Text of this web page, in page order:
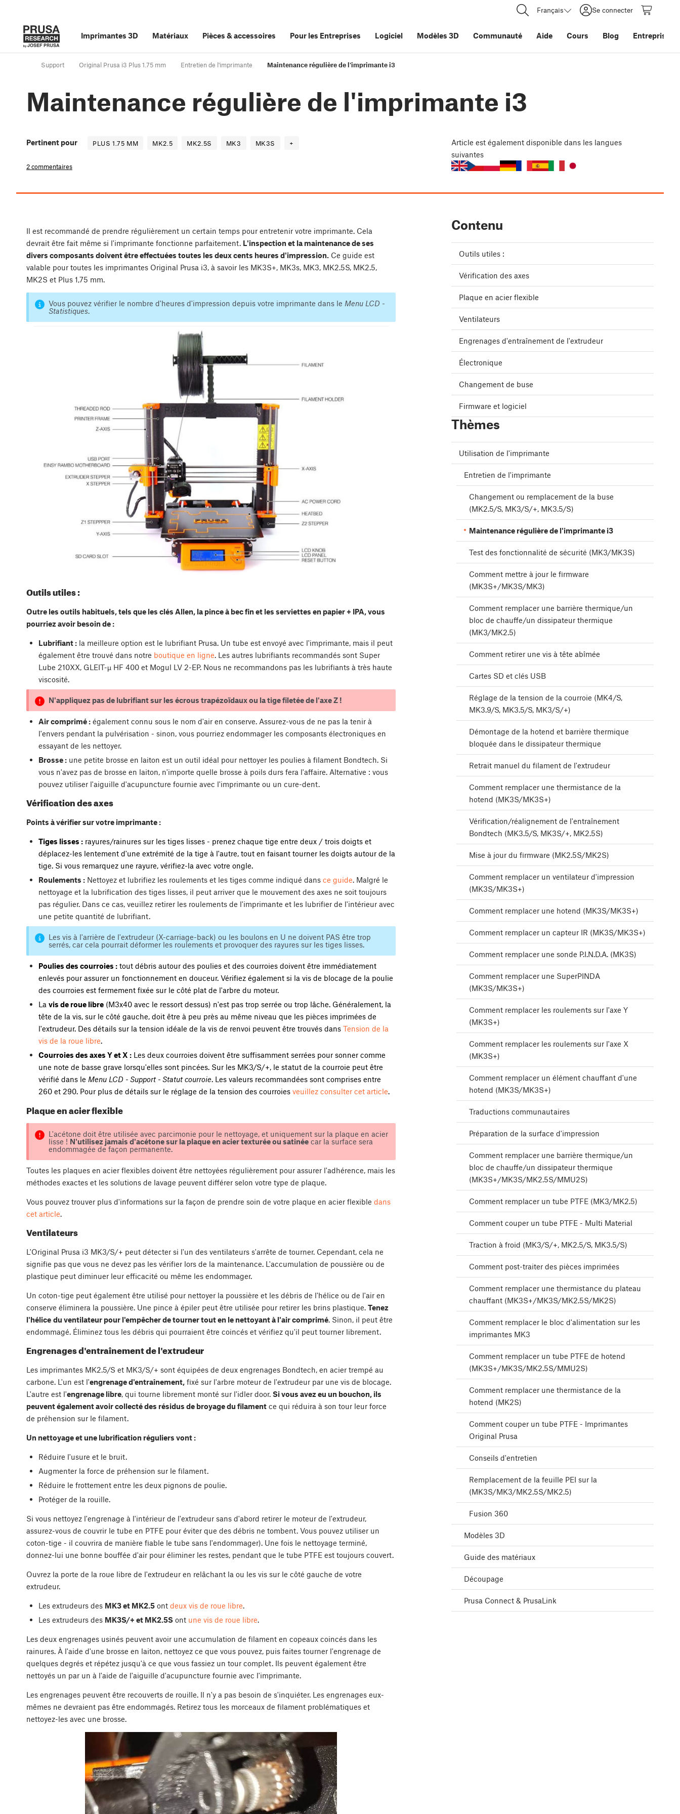
Français Se connecter
Imprimantes 3D Matériaux Pièces &accessoires Pour les Entreprises Logiciel Modèles 3D Communauté Aide Cours Blog Entreprise
Support Original Prusa i3 Plus 1.75 mm Entretien de l'imprimante Maintenance régulière de l'imprimante i3
Maintenance régulière de l'imprimante i3
Pertinent pour PLUS 1.75 MM MK2.5 MK2.5S MK3 MK3S +
2 commentaires
Article est également disponible dans les langues
suivantes
Il est recommandé de prendre régulièrement un certain temps pour entretenir votre imprimante. Cela
devrait être fait même si l'imprimante fonctionne parfaitement. L'inspection et la maintenance de ses
divers composants doivent être effectuées toutes les deux cents heures d'impression. Ce guide est
valable pour toutes les imprimantes Original Prusa i3, à savoir les MK3S+, MK3s, MK3, MK2.5S, MK2.5,
MK2S et Plus 1,75 mm.
Vous pouvez vérifier le nombre d'heures d'impression depuis votre imprimante dans le Menu LCD -
Statistiques.
Outils utiles :
Outre les outils habituels, tels que les clés Allen, la pince à bec fin et les serviettes en papier + IPA, vous
pourriez avoir besoin de :
Lubrifiant :la meilleure option est le lubrifiant Prusa. Un tube est envoyé avec l'imprimante, mais il peut
également être trouvé dans notre boutique en ligne. Les autres lubrifiants recommandés sont Super
Lube 210XX, GLEIT-µ HF 400 et Mogul LV 2-EP. Nous ne recommandons pas les lubrifiants à très haute
viscosité.
N'appliquez pas de lubrifiant sur les écrous trapézoïdaux ou la tige filetée de l'axe Z !
Air comprimé :également connu sous le nom d'air en conserve. Assurez-vous de ne pas la tenir à
l'envers pendant la pulvérisation - sinon, vous pourriez endommager les composants électroniques en
essayant de les nettoyer.
Brosse :une petite brosse en laiton est un outil idéal pour nettoyer les poulies à filament Bondtech. Si
vous n'avez pas de brosse en laiton, n'importe quelle brosse à poils durs fera l'affaire. Alternative : vous
pouvez utiliser l'aiguille d'acupuncture fournie avec l'imprimante ou un cure-dent.
Vérification des axes
Points à vérifier sur votre imprimante :
Tiges lisses :rayures/rainures sur les tiges lisses - prenez chaque tige entre deux / trois doigts et
déplacez-les lentement d'une extrémité de la tige à l'autre, tout en faisant tourner les doigts autour de la
tige. Si vous remarquez une rayure, vérifiez-la avec votre ongle.
Roulements :Nettoyez et lubrifiez les roulements et les tiges comme indiqué dans ce guide. Malgré le
nettoyage et la lubrification des tiges lisses, il peut arriver que le mouvement des axes ne soit toujours
pas régulier. Dans ce cas, veuillez retirer les roulements de l'imprimante et les lubrifier de l'intérieur avec
une petite quantité de lubrifiant.
Les vis à l'arrière de l'extrudeur (X-carriage-back) ou les boulons en U ne doivent PAS être trop
serrés, car cela pourrait déformer les roulements et provoquer des rayures sur les tiges lisses.
Poulies des courroies :tout débris autour des poulies et des courroies doivent être immédiatement
enlevés pour assurer un fonctionnement en douceur. Vérifiez également si la vis de blocage de la poulie
des courroies est fermement fixée sur le côté plat de l'arbre du moteur.
La vis de roue libre(M3x40 avec le ressort dessus) n'est pas trop serrée ou trop lâche. Généralement, la
tête de la vis, sur le côté gauche, doit être à peu près au même niveau que les pièces imprimées de
l'extrudeur. Des détails sur la tension idéale de la vis de renvoi peuvent être trouvés dans Tension de la
vis de la roue libre.
Courroies des axes Y et X :Les deux courroies doivent être suffisamment serrées pour sonner comme
une note de basse grave lorsqu'elles sont pincées. Sur les MK3/S/+, le statut de la courroie peut être
vérifié dans le Menu LCD - Support - Statut courroie. Les valeurs recommandées sont comprises entre
260 et 290. Pour plus de détails sur le réglage de la tension des courroies veuillez consulter cet article.
Plaque en acier flexible
L'acétone doit être utilisée avec parcimonie pour le nettoyage, et uniquement sur la plaque en acier
lisse ! N'utilisez jamais d'acétone sur la plaque en acier texturée ou satinéecar la surface sera
endommagée de façon permanente.
Toutes les plaques en acier flexibles doivent être nettoyées régulièrement pour assurer l'adhérence, mais les
méthodes exactes et les solutions de lavage peuvent différer selon votre type de plaque.
Vous pouvez trouver plus d'informations sur la façon de prendre soin de votre plaque en acier flexible dans
cet article.
Ventilateurs
L'Original Prusa i3 MK3/S/+ peut détecter si l'un des ventilateurs s'arrête de tourner. Cependant, cela ne
signifie pas que vous ne devez pas les vérifier lors de la maintenance. L'accumulation de poussière ou de
plastique peut diminuer leur efficacité ou même les endommager.
Un coton-tige peut également être utilisé pour nettoyer la poussière et les débris de l'hélice ou de l'air en
conserve éliminera la poussière. Une pince à épiler peut être utilisée pour retirer les brins plastique. Tenez
l'hélice du ventilateur pour l'empêcher de tourner tout en le nettoyant à l'air comprimé. Sinon, il peut être
endommagé. Éliminez tous les débris qui pourraient être coincés et vérifiez qu'il peut tourner librement.
Engrenages d'entraînement de l'extrudeur
Les imprimantes MK2.5/S et MK3/S/+ sont équipées de deux engrenages Bondtech, en acier trempé au
carbone. L'un est l'engrenage d'entraînement, fixé sur l'arbre moteur de l'extrudeur par une vis de blocage.
L'autre est l'engrenage libre , qui tourne librement monté sur l'idler door. Si vous avez eu un bouchon, ils
peuvent également avoir collecté des résidus de broyage du filament ce qui réduira à son tour leur force
de préhension sur le filament.
Un nettoyage et une lubrification réguliers vont :
Réduire l'usure et le bruit.
Augmenter la force de préhension sur le filament.
Réduire le frottement entre les deux pignons de poulie.
Protéger de la rouille.
Si vous nettoyez l'engrenage à l'intérieur de l'extrudeur sans d'abord retirer le moteur de l'extrudeur,
assurez-vous de couvrir le tube en PTFE pour éviter que des débris ne tombent. Vous pouvez utiliser un
coton-tige - il couvrira de manière fiable le tube sans l'endommager). Une fois le nettoyage terminé,
donnez-lui une bonne bouffée d'air pour éliminer les restes, pendant que le tube PTFE est toujours couvert.
Ouvrez la porte de la roue libre de l'extrudeur en relâchant la ou les vis sur le côté gauche de votre
extrudeur.
Les extrudeurs des MK3 et MK2.5ont deux vis de roue libre.
Les extrudeurs des MK3S/+ et MK2.5Sont une vis de roue libre.
Les deux engrenages usinés peuvent avoir une accumulation de filament en copeaux coincés dans les
rainures. À l'aide d'une brosse en laiton, nettoyez ce que vous pouvez, puis faites tourner l'engrenage de
quelques degrés et répétez jusqu'à ce que vous fassiez un tour complet. Ils peuvent également être
nettoyés un par un à l'aide de l'aiguille d'acupuncture fournie avec l'imprimante.
Les engrenages peuvent être recouverts de rouille. Il n'y a pas besoin de s'inquiéter. Les engrenages eux-
mêmes ne devraient pas être endommagés. Retirez tous les morceaux de filament problématiques et
nettoyez-les avec une brosse.
Contenu
Outils utiles :
Vérification des axes
Plaque en acier flexible
Ventilateurs
Engrenages d'entraînement de l'extrudeur
Électronique
Changement de buse
Firmware et logiciel
Thèmes
Utilisation de l'imprimante
Entretien de l'imprimante
Changement ou remplacement de la buse
(MK2.5/S, MK3/S/+, MK3.5/S)
Maintenance régulière de l'imprimante i3
Test des fonctionnalité de sécurité (MK3/MK3S)
Comment mettre à jour le firmware
(MK3S+/MK3S/MK3)
Comment remplacer une barrière thermique/un
bloc de chauffe/un dissipateur thermique
(MK3/MK2.5)
Comment retirer une vis à tête abîmée
Cartes SD et clés USB
Réglage de la tension de la courroie (MK4/S,
MK3.9/S, MK3.5/S, MK3/S/+)
Démontage de la hotend et barrière thermique
bloquée dans le dissipateur thermique
Retrait manuel du filament de l'extrudeur
Comment remplacer une thermistance de la
hotend (MK3S/MK3S+)
Vérification/réalignement de l'entraînement
Bondtech (MK3.5/S, MK3S/+, MK2.5S)
Mise à jour du firmware (MK2.5S/MK2S)
Comment remplacer un ventilateur d'impression
(MK3S/MK3S+)
Comment remplacer une hotend (MK3S/MK3S+)
Comment remplacer un capteur IR (MK3S/MK3S+)
Comment remplacer une sonde P.I.N.D.A. (MK3S)
Comment remplacer une SuperPINDA
(MK3S/MK3S+)
Comment remplacer les roulements sur l'axe Y
(MK3S+)
Comment remplacer les roulements sur l'axe X
(MK3S+)
Comment remplacer un élément chauffant d'une
hotend (MK3S/MK3S+)
Traductions communautaires
Préparation de la surface d'impression
Comment remplacer une barrière thermique/un
bloc de chauffe/un dissipateur thermique
(MK3S+/MK3S/MK2.5S/MMU2S)
Comment remplacer un tube PTFE (MK3/MK2.5)
Comment couper un tube PTFE - Multi Material
Traction à froid (MK3/S/+, MK2.5/S, MK3.5/S)
Comment post-traiter des pièces imprimées
Comment remplacer une thermistance du plateau
chauffant (MK3S+/MK3S/MK2.5S/MK2S)
Comment remplacer le bloc d'alimentation sur les
imprimantes MK3
Comment remplacer un tube PTFE de hotend
(MK3S+/MK3S/MK2.5S/MMU2S)
Comment remplacer une thermistance de la
hotend (MK2S)
Comment couper un tube PTFE - Imprimantes
Original Prusa
Conseils d'entretien
Remplacement de la feuille PEI sur la
(MK3S/MK3/MK2.5S/MK2.5)
Fusion 360
Modèles 3D
Guide des matériaux
Découpage
Prusa Connect & PrusaLink